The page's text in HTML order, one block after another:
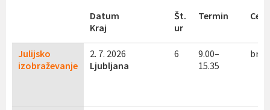
Datum
Kraj
Št.
ur
Termin
Julijsko
izobraževanje
2. 7. 2026
Ljubljana
6
9.00–
15.35